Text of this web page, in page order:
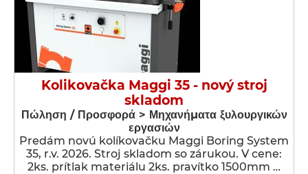
Kolikovačka Maggi 35 - nový stroj
skladom
Πώληση / Προσφορά > Μηχανήματα ξυλουργικών
εργασιών
Predám novú kolíkovačku Maggi Boring System
35, r.v. 2026. Stroj skladom so zárukou. V cene:
2ks. prítlak materiálu 2ks. pravítko 1500mm …